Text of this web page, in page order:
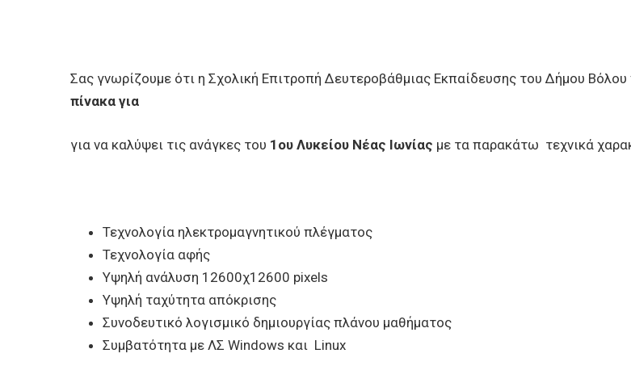
Σας γνωρίζουμε ότι η Σχολική Επιτροπή Δευτεροβάθμιας Εκπαίδευσης του Δήμου
πίνακα για
για να καλύψει τις ανάγκες του 1ου Λυκείου Νέας Ιωνίας με τα παρακάτω τεχνικά
Τεχνολογία ηλεκτρομαγνητικού πλέγματος
Τεχνολογία αφής
Υψηλή ανάλυση 12600χ12600 pixels
Υψηλή ταχύτητα απόκρισης
Συνοδευτικό λογισμικό δημιουργίας πλάνου μαθήματος
Συμβατότητα με ΛΣ Windows και Linux